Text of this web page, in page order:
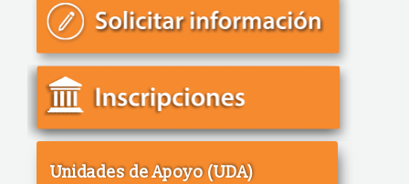
Unidades de Apoyo (UDA)